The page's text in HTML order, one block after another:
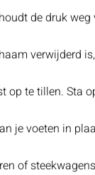
de druk
verwijderd
te tillen. Sta
je voeten in
of